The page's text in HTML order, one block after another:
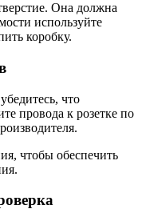
Она должна
используйте
коробку.
что
провода к розетке по
чтобы обеспечить